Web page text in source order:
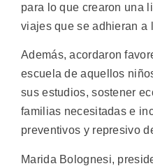
para lo que crearon una
viajes que se adhieran a
Además, acordaron
escuela de aquellos
sus estudios, sostener
familias necesitadas e
preventivos y represivo
Marida Bolognesi,